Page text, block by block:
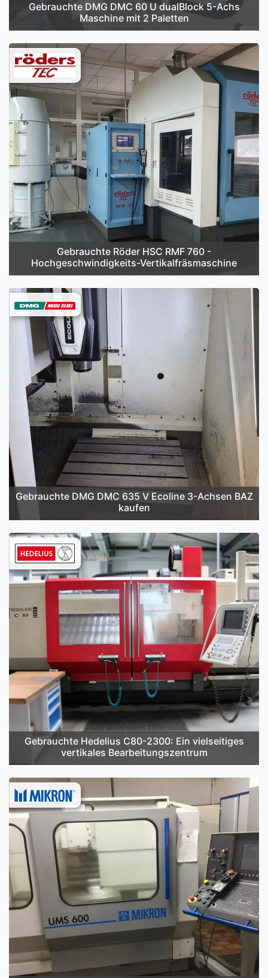
Gebrauchte DMG DMC 60 U dualBlock 5-Achs
Maschine mit 2 Paletten
Gebrauchte Röder HSC RMF 760 -
Hochgeschwindigkeits-Vertikalfräsmaschine
Gebrauchte DMG DMC 635 V Ecoline 3-Achsen BAZ
kaufen
Gebrauchte Hedelius C80-2300: Ein vielseitiges
vertikales Bearbeitungszentrum